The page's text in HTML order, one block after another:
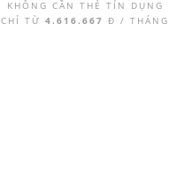
KHÔNG CẦN THẺ TÍN DỤNG
CHỈ TỪ 4.616.667 Đ / THÁNG